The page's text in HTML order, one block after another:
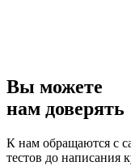
Вы можете
нам доверять
К нам обращаются с
тестов до написания